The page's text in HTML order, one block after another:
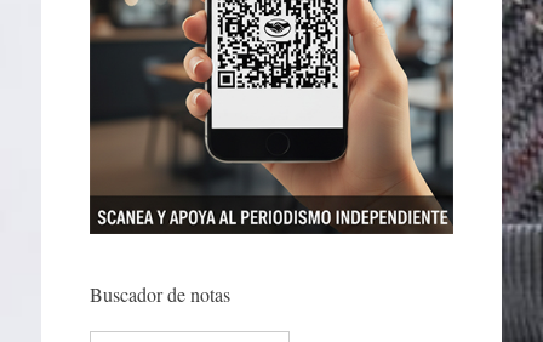
Buscador de notas